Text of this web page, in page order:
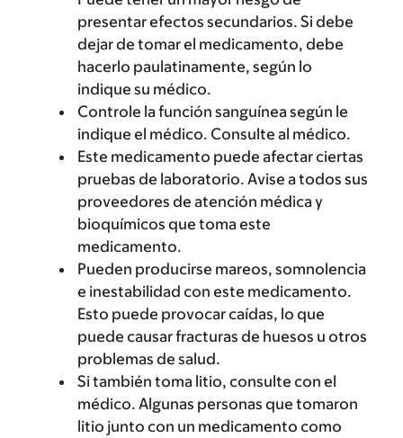
presentar efectos secundarios. Si debe
dejar de tomar el medicamento, debe
hacerlo paulatinamente, según lo
indique su médico.
Controle la función sanguínea según le
indique el médico. Consulte al médico.
Este medicamento puede afectar ciertas
pruebas de laboratorio. Avise a todos sus
proveedores de atención médica y
bioquímicos que toma este
medicamento.
Pueden producirse mareos, somnolencia
e inestabilidad con este medicamento.
Esto puede provocar caídas, lo que
puede causar fracturas de huesos u otros
problemas de salud.
Si también toma litio, consulte con el
médico. Algunas personas que tomaron
litio junto con un medicamento como